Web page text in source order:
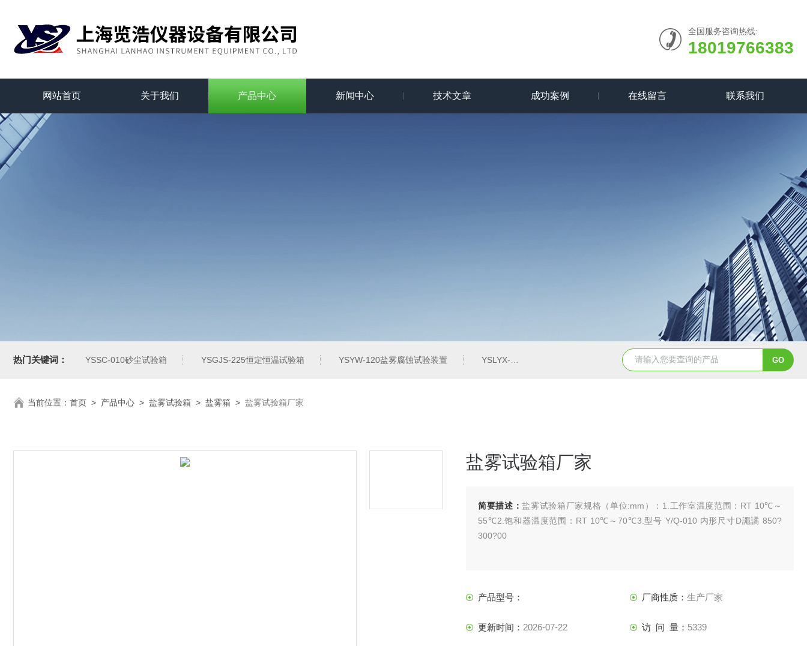
全国服务咨询热线:
18019766383
网站首页 关于我们 产品中心 新闻中心 技术文章 成功案例 在线留言 联系我们
热门关键词： YSSC-010砂尘试验箱 YSGJS-225恒定恒温试验箱 YSYW-120盐雾腐蚀试验装置 YSLYX-010防水试验设备 YSCYS-010臭氧老化试验设备
当前位置： 首页 > 产品中心 > 盐雾试验箱 > 盐雾箱 > 盐雾试验箱厂家
盐雾试验箱厂家
简要描述：盐雾试验箱厂家规格（单位:mm）：1.工作室温度范围：RT 10℃～
55℃2.饱和器温度范围：RT 10℃～70℃3.型号 Y/Q-010 内形尺寸D譝譎 850?
300?00
产品型号： 厂商性质： 生产厂家
更新时间： 2026-07-22 访 问 量： 5339